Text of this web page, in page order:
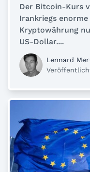
Der Bitcoin-Kurs
Irankriegs
Kryptowährung
US-Dollar....
Lennard